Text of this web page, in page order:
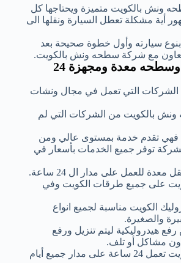
ونش بالكويت متميزة ويحتاجها كل
أية مشكلة تعطل السيارة ونقلها الى
بنوع سيارته وأول خطوة صحيحة بعد
التعاون مع شركة سطحه ونش بالكويت.
سيارات ونش وسطحه معدة ومجهزة 24
الشركات التي تعمل في مجال ونشات
بالكويت من الشركات التي لم
فهي تقدم خدمة بمستوى عالي ومن
توفر جميع الخدمات بأسعار في
للعمل على مدار ال 24 ساعة.
على جميع طرقات الكويت وفي
الكويت مناسبة لجميع انواع
والصغيرة.
رفع هيدروليكية ليتم تنزيل ورفع
مشاكل أو تلف.
خدمة ونشات الكويت تعمل 24 ساعة على مدار جميع أيام